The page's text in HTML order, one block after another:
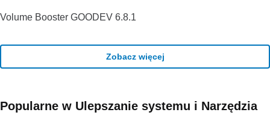
Volume Booster GOODEV 6.8.1
Zobacz więcej
Popularne w Ulepszanie systemu i Narzędzia